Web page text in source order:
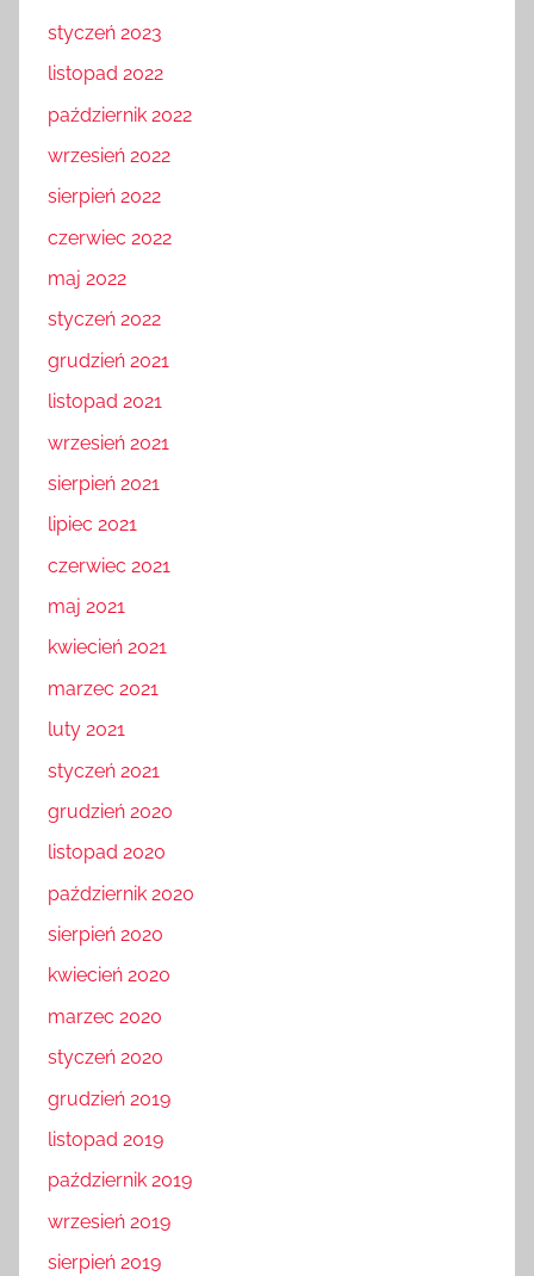
styczeń 2023
listopad 2022
październik 2022
wrzesień 2022
sierpień 2022
czerwiec 2022
maj 2022
styczeń 2022
grudzień 2021
listopad 2021
wrzesień 2021
sierpień 2021
lipiec 2021
czerwiec 2021
maj 2021
kwiecień 2021
marzec 2021
luty 2021
styczeń 2021
grudzień 2020
listopad 2020
październik 2020
sierpień 2020
kwiecień 2020
marzec 2020
styczeń 2020
grudzień 2019
listopad 2019
październik 2019
wrzesień 2019
sierpień 2019